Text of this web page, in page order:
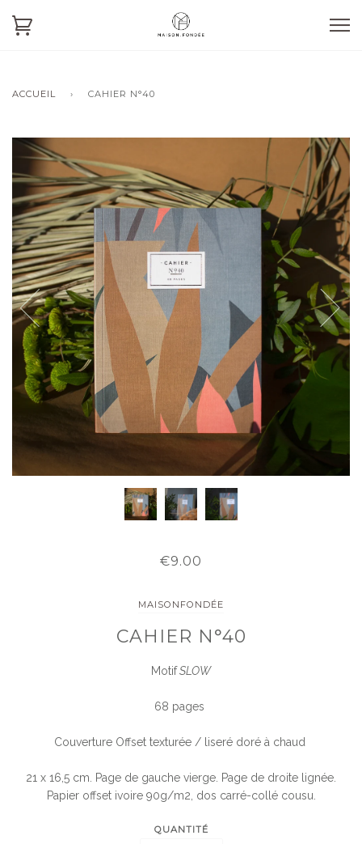
ACCUEIL › CAHIER N°40
€9.00
MAISONFONDÉE
CAHIER N°40
MotifSLOW
68 pages
Couverture Offset texturée / liseré doré à chaud
21 x 16,5 cm. Page de gauche vierge. Page de droite lignée.
Papier offset ivoire 90g/m2, dos carré-collé cousu.
QUANTITÉ